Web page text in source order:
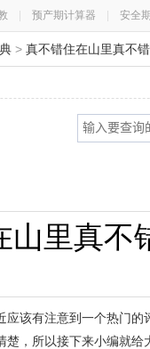
预产期计算器 安全
> 真不错住在山里真不错
山里真不
应该有注意到一个热门
楚，所以接下来小编就